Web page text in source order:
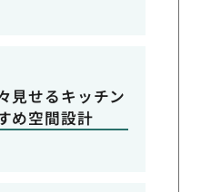
見せるキッチン
め空間設計